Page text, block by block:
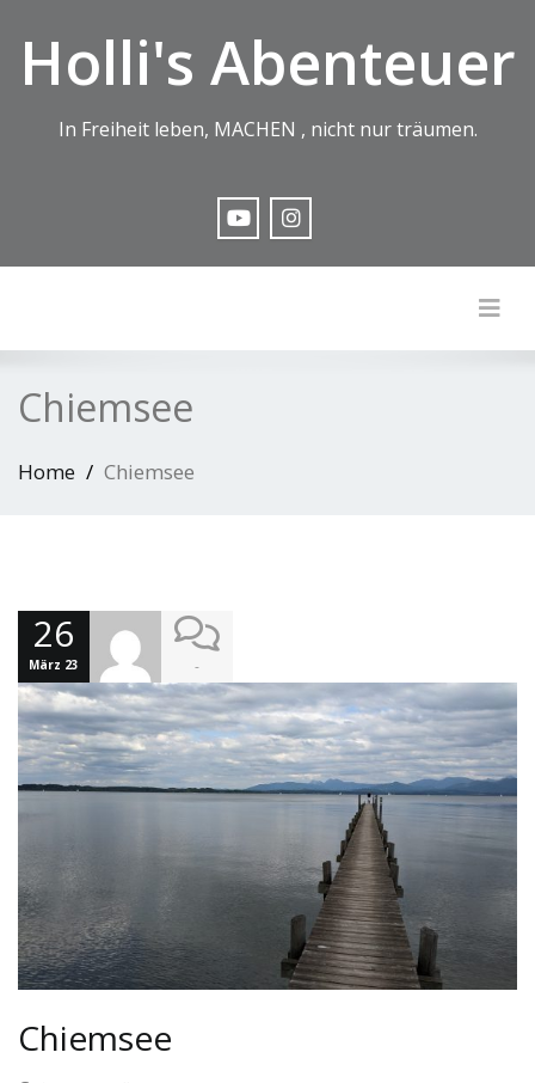
Holli's Abenteuer
In Freiheit leben, MACHEN , nicht nur träumen.
Chiemsee
Home Chiemsee
26
März 23 -
Chiemsee